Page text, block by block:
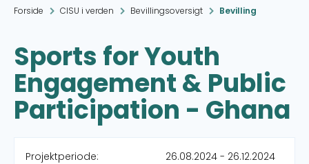
Forside CISU i verden Bevillingsoversigt Bevilling
Sports for Youth
Engagement & Public
Participation - Ghana
Projektperiode: 26.08.2024 - 26.12.2024